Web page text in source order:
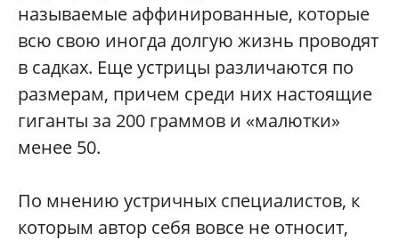
называемые аффинированные, которые
всю свою иногда долгую жизнь проводят
в садках. Еще устрицы различаются по
размерам, причем среди них настоящие
гиганты за 200 граммов и «малютки»
менее 50.
По мнению устричных специалистов, к
которым автор себя вовсе не относит,